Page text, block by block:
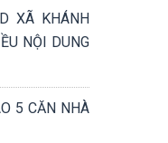
XÃ KHÁNH
NỘI DUNG
5 CĂN NHÀ